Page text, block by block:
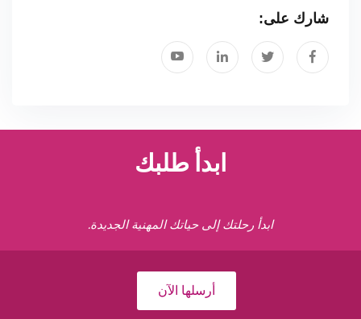
شارك على:
ابدأ طلبك
ابدأ رحلتك إلى حياتك المهنية الجديدة.
أرسلها الآن